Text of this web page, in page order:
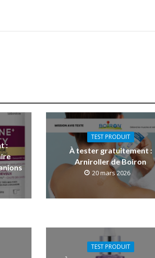
:
TEST PRODUIT
À tester gratuitement :
Arniroller de Boiron
20 mars 2026
TEST PRODUIT